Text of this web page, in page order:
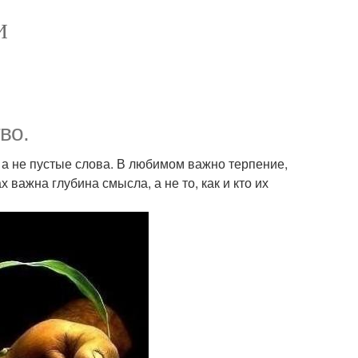
не пустые слова. В любимом важно терпение,
важна глубина смысла, а не то, как и кто их